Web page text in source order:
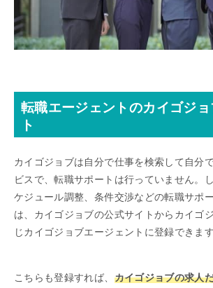
転職エージェントのカイゴジ
ト
カイゴジョブは自分で仕事を検索して自分
ビスで、転職サポートは行っていません。
ケジュール調整、条件交渉などの転職サポ
は、カイゴジョブの公式サイトからカイゴ
じカイゴジョブエージェントに登録できます
こちらも登録すれば、 カイゴジョブの求人